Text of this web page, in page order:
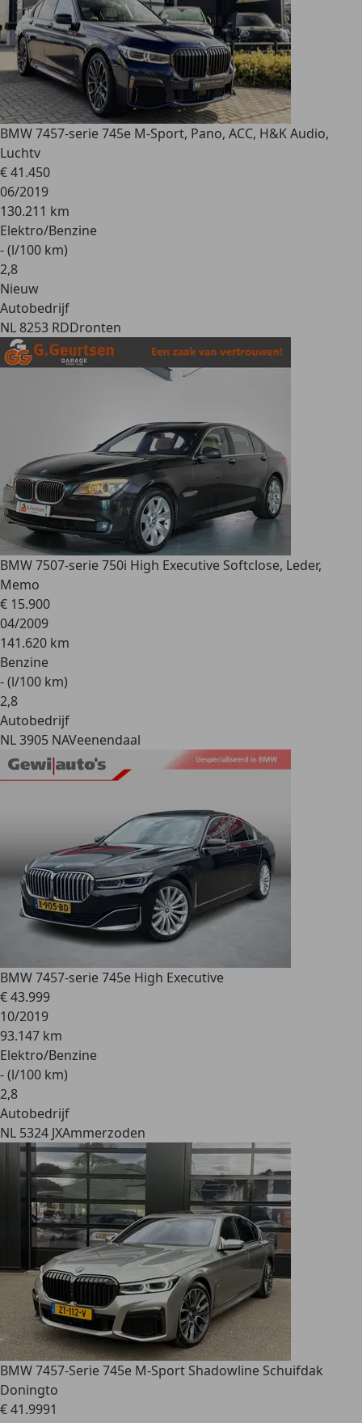
BMW 7457-serie 745e M-Sport, Pano, ACC, H&K Audio,
Luchtv
€ 41.450
06/2019
130.211 km
Elektro/Benzine
- (l/100 km)
2,8
Nieuw
Autobedrijf
NL 8253 RDDronten
BMW 7507-serie 750i High Executive Softclose, Leder,
Memo
€ 15.900
04/2009
141.620 km
Benzine
- (l/100 km)
2,8
Autobedrijf
NL 3905 NAVeenendaal
BMW 7457-serie 745e High Executive
€ 43.999
10/2019
93.147 km
Elektro/Benzine
- (l/100 km)
2,8
Autobedrijf
NL 5324 JXAmmerzoden
BMW 7457-Serie 745e M-Sport Shadowline Schuifdak
Doningto
€ 41.9991